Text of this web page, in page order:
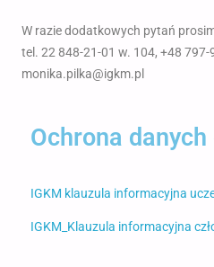
W razie dodatkowych pytań
tel. 22 848-21-01 w. 104, +48 797-
monika.pilka@igkm.pl
Ochrona
IGKM klauzula informacyjna
IGKM_Klauzula informacyjna